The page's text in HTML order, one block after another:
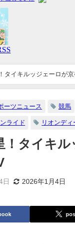
タイキルッジェーロが
ーツニュース 競馬
ライド リオンディ
！タイキ
日 2026年1月4日